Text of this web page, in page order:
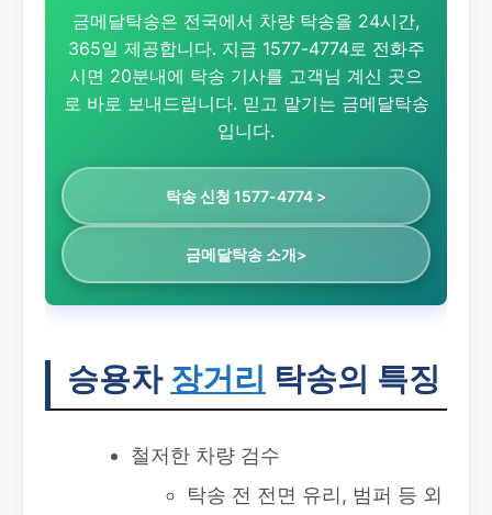
금메달탁송은 전국에서 차량 탁송을 24시간,
365일 제공합니다. 지금 1577-4774로 전화주
시면 20분내에 탁송 기사를 고객님 계신 곳으
로 바로 보내드립니다. 믿고 맡기는 금메달탁송
입니다.
탁송 신청 1577-4774 >
금메달탁송 소개>
승용차 장거리 탁송의 특징
철저한 차량 검수
탁송 전 전면 유리, 범퍼 등 외